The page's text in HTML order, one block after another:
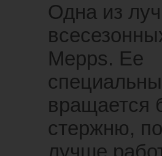
Одна из
Mepps. Ее
вращается
стержню,
лучше